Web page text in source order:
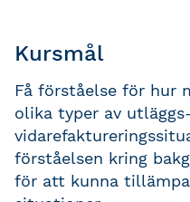
Kursmål
Få förståelse för hur
olika typer av
förståelsen kring
för att kunna